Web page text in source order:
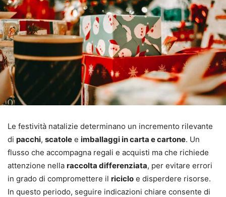
Le festività natalizie determinano un incremento rilevante
di pacchi, scatole e imballaggi in carta e cartone. Un
flusso che accompagna regali e acquisti ma che richiede
attenzione nella raccolta differenziata, per evitare errori
in grado di compromettere il riciclo e disperdere risorse.
In questo periodo, seguire indicazioni chiare consente di